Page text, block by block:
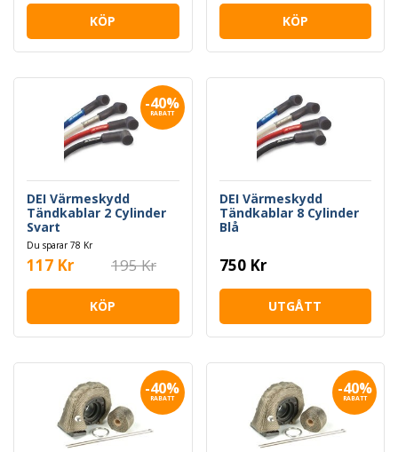
KÖP KÖP
-40%
RABATT
DEI Värmeskydd
Tändkablar 2 Cylinder
Svart
Du sparar 78 Kr
117 Kr 195 Kr
KÖP
DEI Värmeskydd
Tändkablar 8 Cylinder
Blå
750 Kr
UTGÅTT
-40%
RABATT
-40%
RABATT